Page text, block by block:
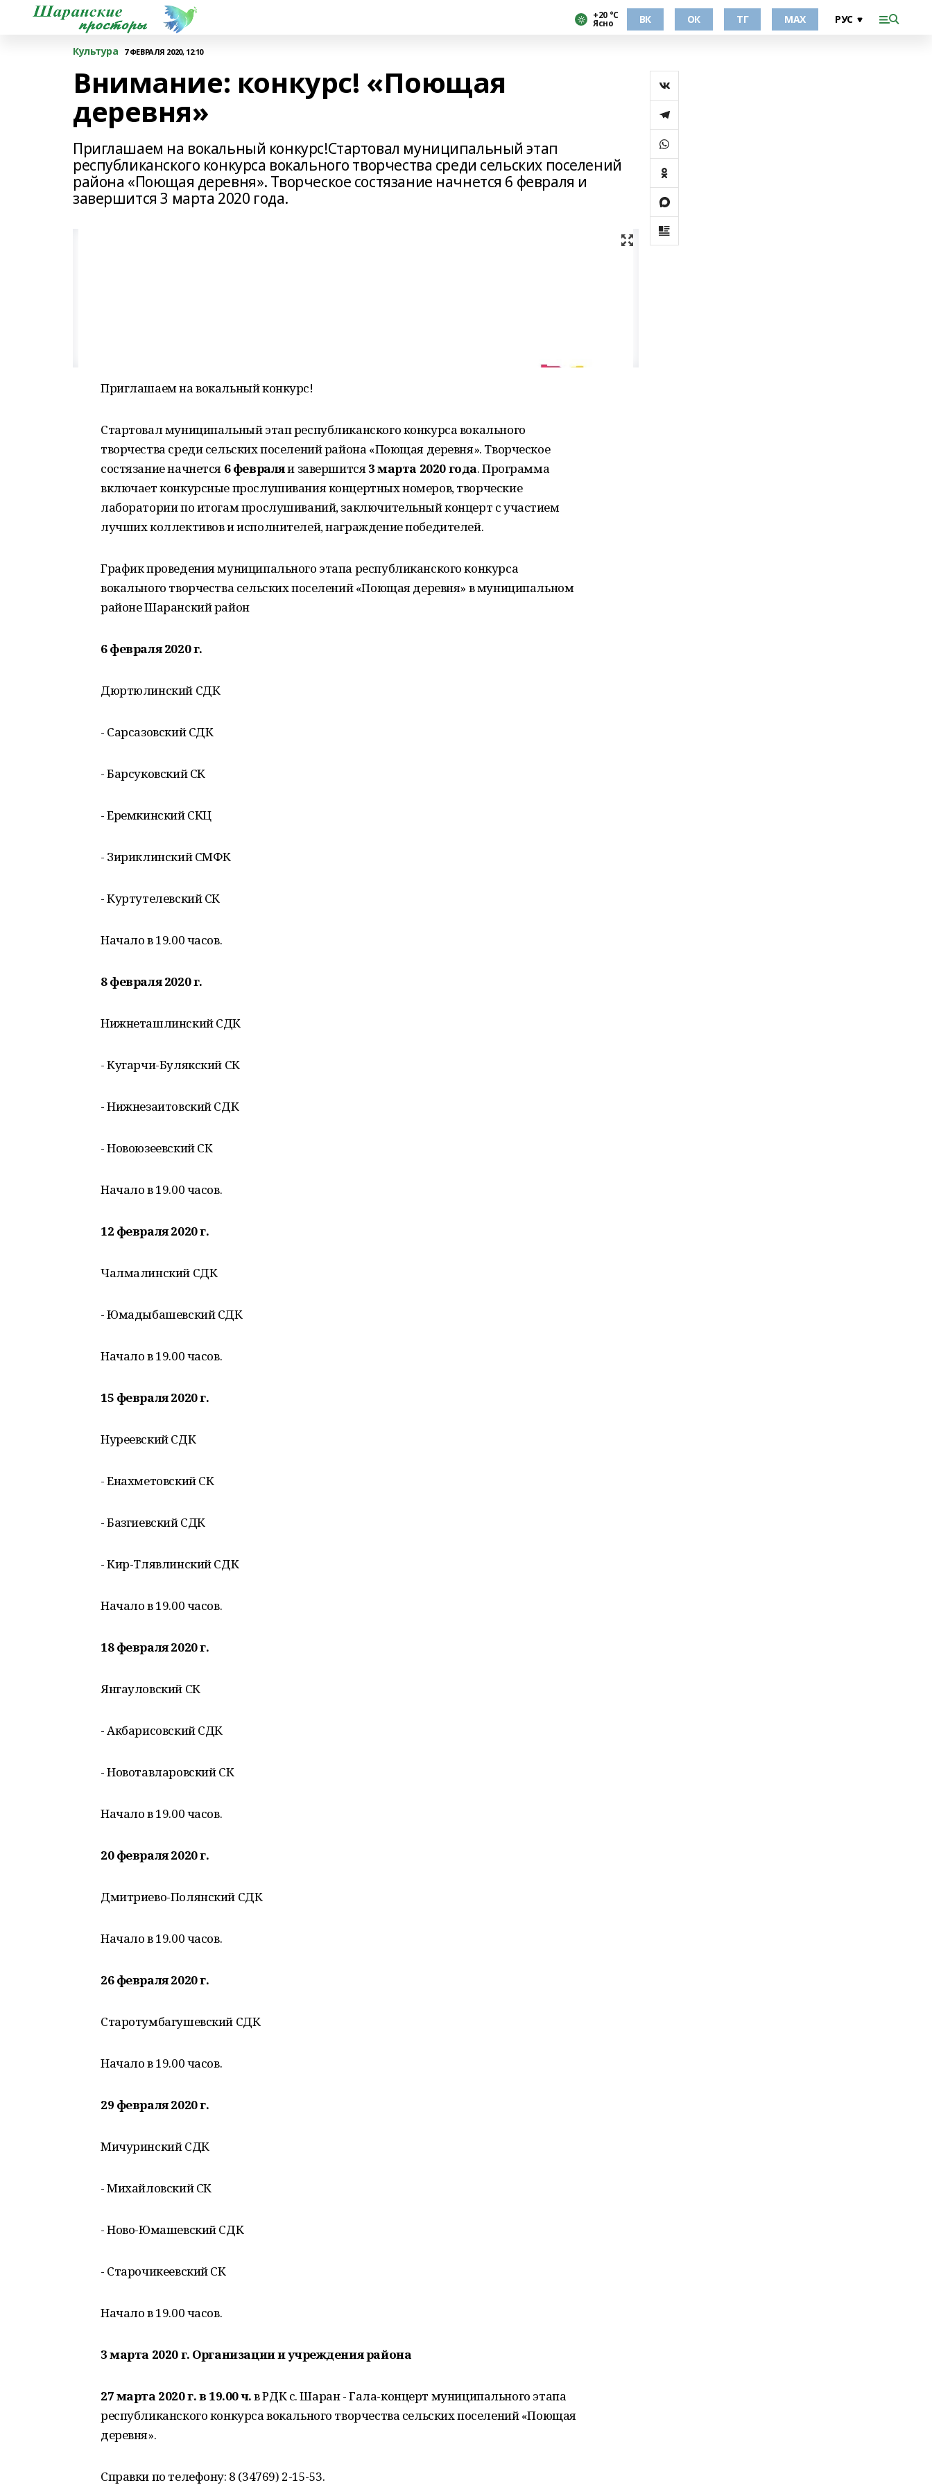
+20 °С
Ясно ВК ОК ТГ МАХ
Культура 7 ФЕВРАЛЯ 2020, 12:10
Внимание: конкурс! «Поющая
деревня»
Приглашаем на вокальный конкурс!Стартовал муниципальный этап
республиканского конкурса вокального творчества среди сельских поселений
района «Поющая деревня». Творческое состязание начнется 6 февраля и
завершится 3 марта 2020 года.
Приглашаем на вокальный конкурс!
Стартовал муниципальный этап республиканского конкурса вокального
творчества среди сельских поселений района «Поющая деревня». Творческое
состязание начнется 6 февраляи завершится3 марта 2020 года. Программа
включает конкурсные прослушивания концертных номеров, творческие
лаборатории по итогам прослушиваний, заключительный концерт с участием
лучших коллективов и исполнителей, награждение победителей.
График проведения муниципального этапа республиканского конкурса
вокального творчества сельских поселений «Поющая деревня» в муниципальном
районе Шаранский район
6 февраля 2020 г.
Дюртюлинский СДК
- Сарсазовский СДК
- Барсуковский СК
- Еремкинский СКЦ
- Зириклинский СМФК
- Куртутелевский СК
Начало в 19.00 часов.
8 февраля 2020 г.
Нижнеташлинский СДК
- Кугарчи-Булякский СК
- Нижнезаитовский СДК
- Новоюзеевский СК
Начало в 19.00 часов.
12 февраля 2020 г.
Чалмалинский СДК
- Юмадыбашевский СДК
Начало в 19.00 часов.
15 февраля 2020 г.
Нуреевский СДК
- Енахметовский СК
- Базгиевский СДК
- Кир-Тлявлинский СДК
Начало в 19.00 часов.
18 февраля2020 г.
Янгауловский СК
- Акбарисовский СДК
- Новотавларовский СК
Начало в 19.00 часов.
20 февраля 2020 г.
Дмитриево-Полянский СДК
Начало в 19.00 часов.
26 февраля 2020 г.
Старотумбагушевский СДК
Начало в 19.00 часов.
29 февраля 2020 г.
Мичуринский СДК
- Михайловский СК
- Ново-Юмашевский СДК
- Старочикеевский СК
Начало в 19.00 часов.
3 марта 2020 г. Организации и учреждения района
27 марта 2020 г. в 19.00 ч.в РДК с. Шаран - Гала-концерт муниципального этапа
республиканского конкурса вокального творчества сельских поселений «Поющая
деревня».
Справки по телефону: 8 (34769) 2-15-53.